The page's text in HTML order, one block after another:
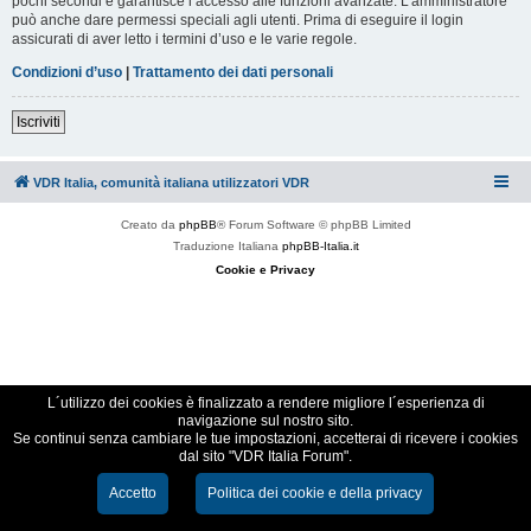
può anche dare permessi speciali agli utenti. Prima di eseguire il login
assicurati di aver letto i termini d’uso e le varie regole.
Condizioni d’uso | Trattamento dei dati personali
Iscriviti
VDR Italia, comunità italiana utilizzatori VDR
Creato da phpBB® Forum Software © phpBB Limited
Traduzione Italiana phpBB-Italia.it
Cookie e Privacy
L´utilizzo dei cookies è finalizzato a rendere migliore l´esperienza di
navigazione sul nostro sito.
Se continui senza cambiare le tue impostazioni, accetterai di ricevere i cookies
dal sito "VDR Italia Forum".
Accetto Politica dei cookie e della privacy